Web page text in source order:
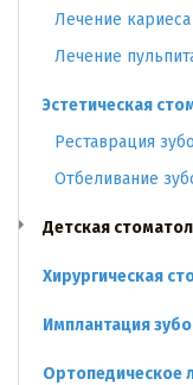
Лечение кариеса
Лечение
Эстетическая
Реставрация
Отбеливание
Детская
Хирургическая
Имплантация
Ортопедическое